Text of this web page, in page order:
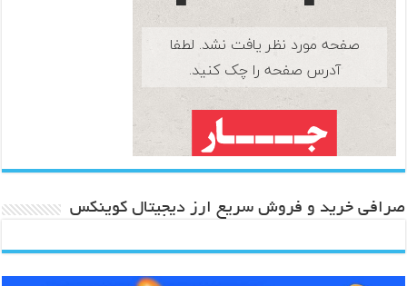
صرافی خرید و فروش سریع ارز دیجیتال کوینکس